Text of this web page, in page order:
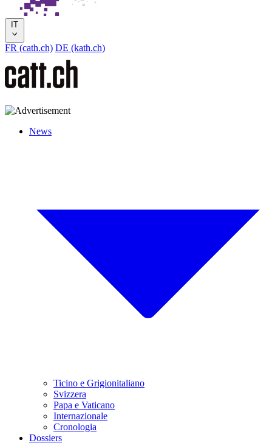
IT
FR (cath.ch) DE (kath.ch)
News
Ticino e Grigionitaliano
Svizzera
Papa e Vaticano
Internazionale
Cronologia
Dossiers